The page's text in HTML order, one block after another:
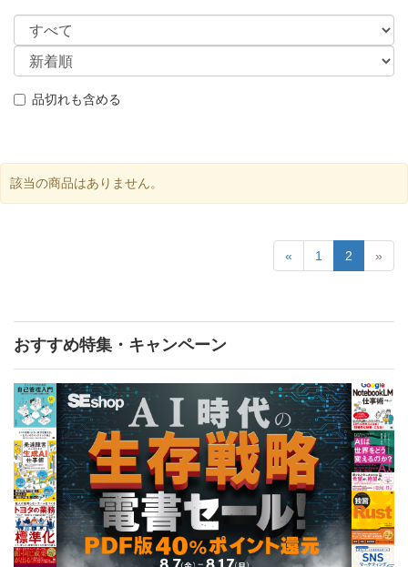
品切れも含める
該当の商品はありません。
« 1 2 »
おすすめ特集・キャンペーン